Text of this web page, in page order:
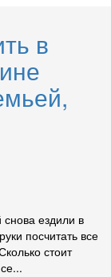
в
ездили в
посчитать все
стоит